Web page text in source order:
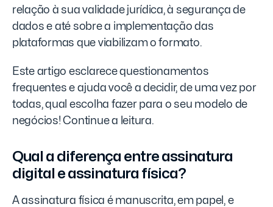
relação à sua validade jurídica, à segurança de
dados e até sobre a implementação das
plataformas que viabilizam o formato.
Este artigo esclarece questionamentos
frequentes e ajuda você a decidir, de uma vez por
todas, qual escolha fazer para o seu modelo de
negócios! Continue a leitura.
Qual a diferença entre assinatura
digital e assinatura física?
A assinatura física é manuscrita, em papel, e